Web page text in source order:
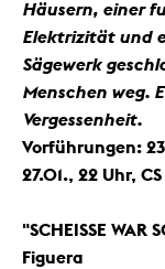
Häusern, einer
Elektrizität und
Sägewerk
Menschen weg.
Vergessenheit.
Vorführungen:
27.01., 22 Uhr,
"SCHEISSE WAR
Figuera